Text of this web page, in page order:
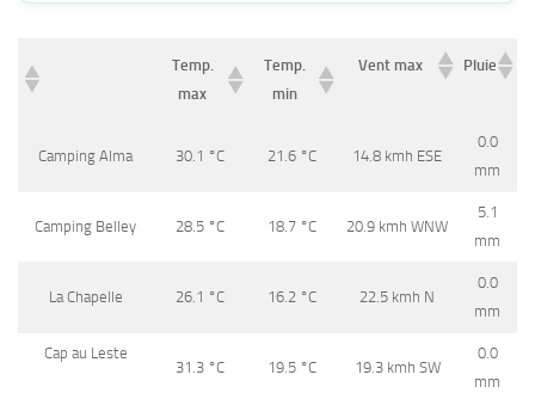
Temp.
max
Temp.
min
Vent max Pluie
max
min
Pluie
Camping Alma
30.1 °C 21.6°C 14.8 kmh ESE
0.0
mm
Camping Belley 28.5°C 18.7°C 20.9 kmh WNW
5.1
mm
La Chapelle 26.1 °C 16.2°C 22.5 kmh N
0.0
mm
Cap au Leste
31.3°C 19.5°C 19.3 kmh SW
0.0
mm